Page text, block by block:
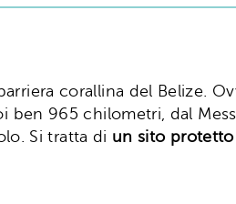
corallina del Belize.
965 chilometri, dal
Si tratta di un sito